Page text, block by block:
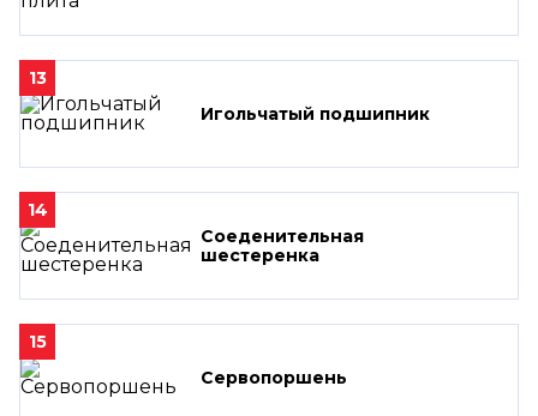
13
Игольчатый подшипник
14
Соеденительная
шестеренка
15
Сервопоршень